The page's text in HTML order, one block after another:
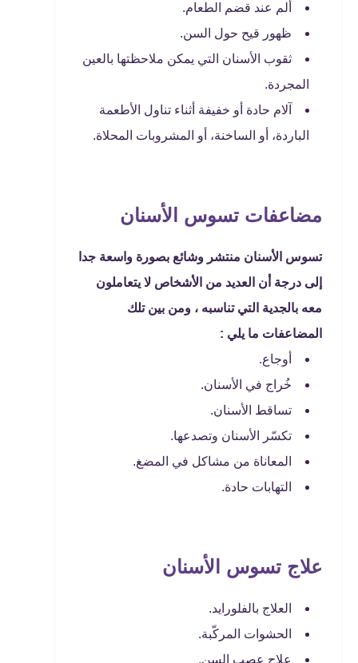
ألم عند قضم الطعام.
ظهور قيح حول السن.
ثقوب الأسنان التي يمكن ملاحظتها بالعين
المجردة.
آلام حادة أو خفيفة أثناء تناول الأطعمة
الباردة، أو الساخنة، أو المشروبات المحلاة.
مضاعفات تسوس الأسنان
تسوس الأسنان منتشر وشائع بصورة واسعة جدا
إلى درجة أن العديد من الأشخاص لا يتعاملون
معه بالجدية التي تناسبه ، ومن بين تلك
المضاعفات ما يلي :
أوجاع.
خُراج في الأسنان.
تساقط الأسنان.
تكسّر الأسنان وتصدعها.
المعاناة من مشاكل في المضغ.
التهابات حادة.
علاج تسوس الأسنان
العلاج بالفلورايد.
الحشوات المركّبة.
علاج عصب السن.